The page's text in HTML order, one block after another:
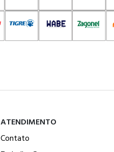
ATENDIMENTO
Contato